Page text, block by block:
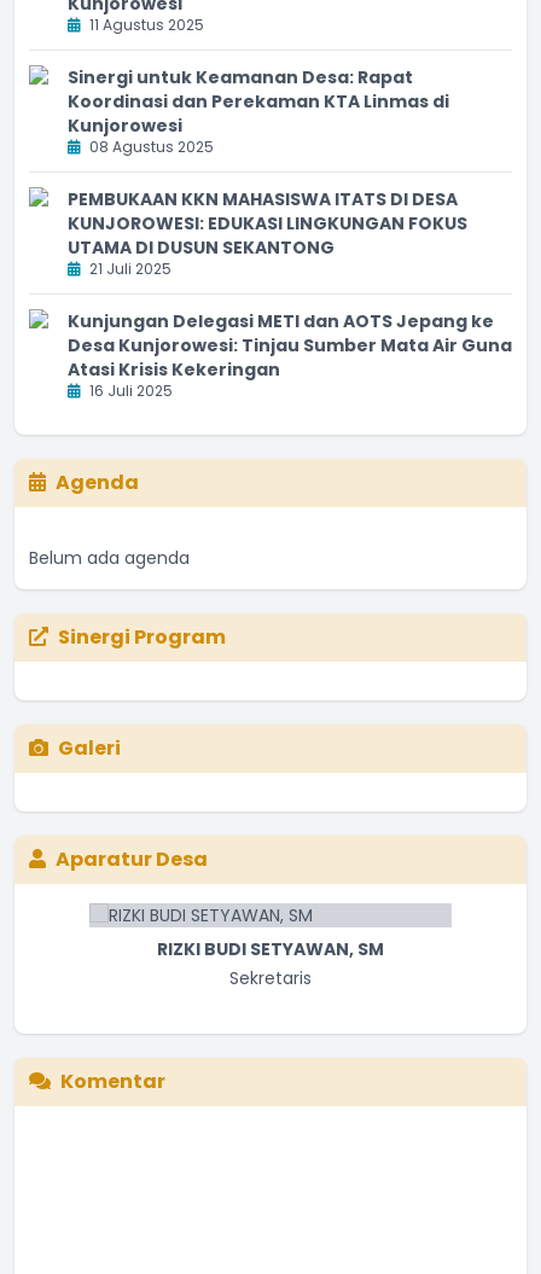
11 Agustus 2025
Sinergi untuk Keamanan Desa: Rapat
Koordinasi dan Perekaman KTA Linmas di
Kunjorowesi
08 Agustus 2025
PEMBUKAAN KKN MAHASISWA ITATS DI DESA
KUNJOROWESI: EDUKASI LINGKUNGAN FOKUS
UTAMA DI DUSUN SEKANTONG
21 Juli 2025
Kunjungan Delegasi METI dan AOTS Jepang ke
Desa Kunjorowesi: Tinjau Sumber Mata Air Guna
Atasi Krisis Kekeringan
16 Juli 2025
Agenda
Belum ada agenda
Sinergi Program
Galeri
Aparatur Desa
RIZKI BUDI SETYAWAN, SM
Sekretaris
Komentar